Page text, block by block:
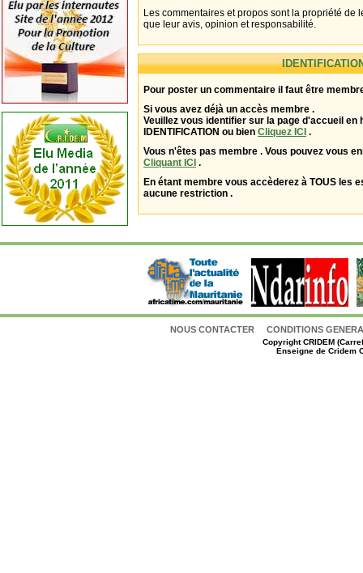
Les commentaires et propos sont la propriété de
que leur avis, opinion et responsabilité.
Pour poster un commentaire il faut être
Si vous avez déjà un accès membre .
Veuillez vous identifier sur la page d'accueil en
IDENTIFICATION ou bien Cliquez ICI .
Vous n'êtes pas membre . Vous pouvez vous
Cliquant ICI .
En étant membre vous accèderez à TOUS les
aucune restriction .
NOUS CONTACTER CONDITIONS
CopyrightCRIDEM
Enseigne de Cridem